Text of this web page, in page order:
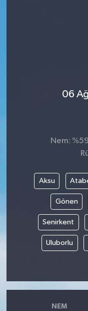
06
Nem:
Aksu
Gönen
Senirkent
Uluborlu
NEM
Sağlık & Yaşam